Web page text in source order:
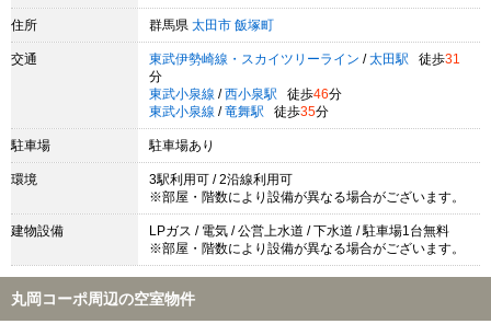
住所 群馬県 太田市 飯塚町
交通 東武伊勢崎線・スカイツリーライン / 太田駅 徒歩31
分
東武小泉線 / 西小泉駅 徒歩46分
東武小泉線 / 竜舞駅 徒歩35分
駐車場 駐車場あり
環境
3駅利用可 / 2沿線利用可
※部屋・階数により設備が異なる場合がございます。
建物設備
LPガス / 電気 / 公営上水道 / 下水道 / 駐車場1台無料
※部屋・階数により設備が異なる場合がございます。
丸岡コーポ周辺の空室物件